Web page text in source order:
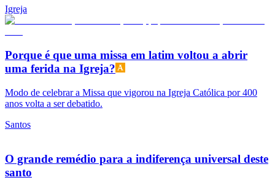
Igreja
Porque é que uma missa em latim voltou a abrir
uma ferida na Igreja?
Modo de celebrar a Missa que vigorou na Igreja Católica por 400
anos volta a ser debatido.
Santos
O grande remédio para a indiferença universal deste
santo